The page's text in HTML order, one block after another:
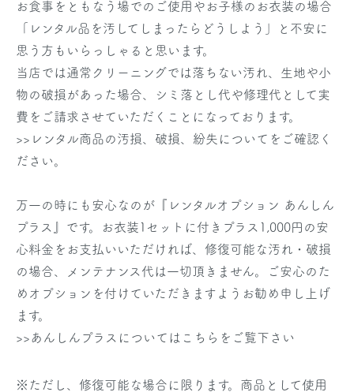
お食事をともなう場でのご使用やお子様のお衣装の場合
「レンタル品を汚してしまったらどうしよう」と不安に
思う方もいらっしゃると思います。
当店では通常クリーニングでは落ちない汚れ、生地や小
物の破損があった場合、シミ落とし代や修理代として実
費をご請求させていただくことになっております。
>>レンタル商品の汚損、破損、紛失についてをご確認く
ださい。
万一の時にも安心なのが『レンタルオプション あんしん
プラス』です。お衣装1セットに付きプラス1,000円の安
心料金をお支払いいただければ、修復可能な汚れ・破損
の場合、メンテナンス代は一切頂きません。ご安心のた
めオプションを付けていただきますようお勧め申し上げ
ます。
>>あんしんプラスについてはこちらをご覧下さい
※ただし、修復可能な場合に限ります。商品として使用